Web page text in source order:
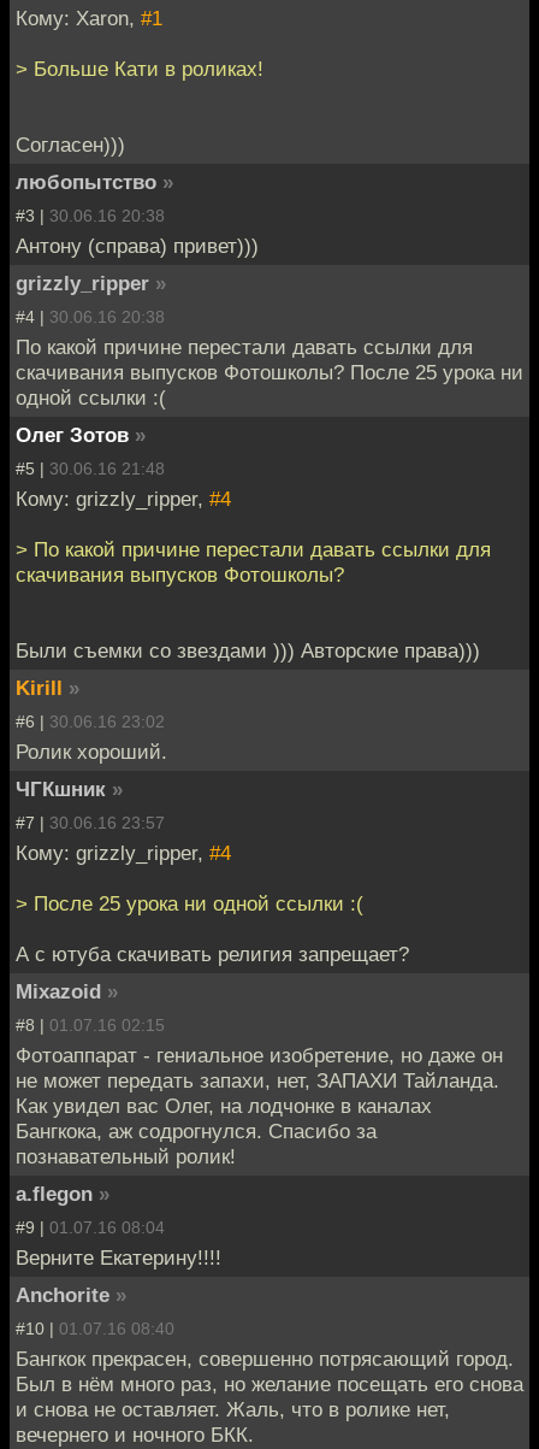
Кому: Xaron, #1
> Больше Кати в роликах!
Согласен)))
любопытство »
#3 | 30.06.16 20:38
Антону (справа) привет)))
grizzly_ripper »
#4 | 30.06.16 20:38
По какой причине перестали давать ссылки для
скачивания выпусков Фотошколы? После 25 урока ни
одной ссылки :(
Олег Зотов »
#5 | 30.06.16 21:48
Кому: grizzly_ripper, #4
> По какой причине перестали давать ссылки для
скачивания выпусков Фотошколы?
Были съемки со звездами ))) Авторские права)))
Kirill »
#6 | 30.06.16 23:02
Ролик хороший.
ЧГКшник »
#7 | 30.06.16 23:57
Кому: grizzly_ripper, #4
> После 25 урока ни одной ссылки :(
А с ютуба скачивать религия запрещает?
Mixazoid »
#8 | 01.07.16 02:15
Фотоаппарат - гениальное изобретение, но даже он
не может передать запахи, нет, ЗАПАХИ Тайланда.
Как увидел вас Олег, на лодчонке в каналах
Бангкока, аж содрогнулся. Спасибо за
познавательный ролик!
a.flegon »
#9 | 01.07.16 08:04
Верните Екатерину!!!!
Anchorite »
#10 | 01.07.16 08:40
Бангкок прекрасен, совершенно потрясающий город.
Был в нём много раз, но желание посещать его снова
и снова не оставляет. Жаль, что в ролике нет,
вечернего и ночного БКК.